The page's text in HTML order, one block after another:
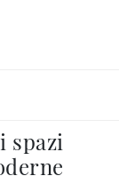
spazi